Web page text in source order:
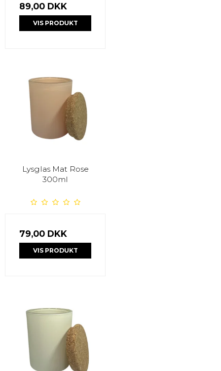
89,00 DKK
VIS PRODUKT
Lysglas Mat Rose
300ml
79,00 DKK
VIS PRODUKT